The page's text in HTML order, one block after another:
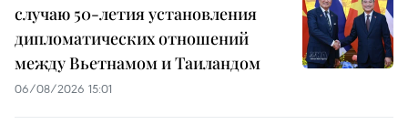
случаю 50-летия установления
дипломатических отношений
между Вьетнамом и Таиландом
06/08/2026 15:01